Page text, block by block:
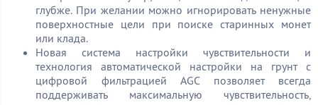
глубже. При желании можно игнорировать ненужные
поверхностные цели при поиске старинных монет
или клада.
Новая система настройки чувствительности и
технология автоматической настройки на грунт с
цифровой фильтрацией AGC позволяет всегда
поддерживать максимальную чувствительность,